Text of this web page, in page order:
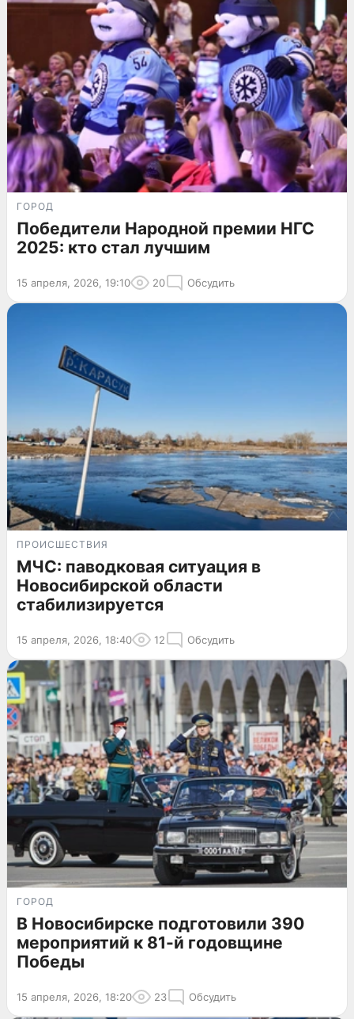
ГОРОД
Победители Народной премии НГС
2025: кто стал лучшим
15 апреля, 2026, 19:10 20 Обсудить
ПРОИСШЕСТВИЯ
МЧС: паводковая ситуация в
Новосибирской области
стабилизируется
15 апреля, 2026, 18:40 12 Обсудить
ГОРОД
В Новосибирске подготовили 390
мероприятий к 81-й годовщине
Победы
15 апреля, 2026, 18:20 23 Обсудить